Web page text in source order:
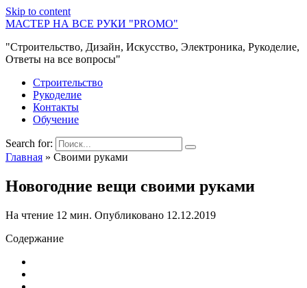
Skip to content
МАСТЕР НА ВСЕ РУКИ "PROMO"
"Строительство, Дизайн, Искусство, Электроника, Рукоделие,
Ответы на все вопросы"
Строительство
Рукоделие
Контакты
Обучение
Search for:
Главная » Своими руками
Новогодние вещи своими руками
На чтение 12 мин. Опубликовано 12.12.2019
Содержание